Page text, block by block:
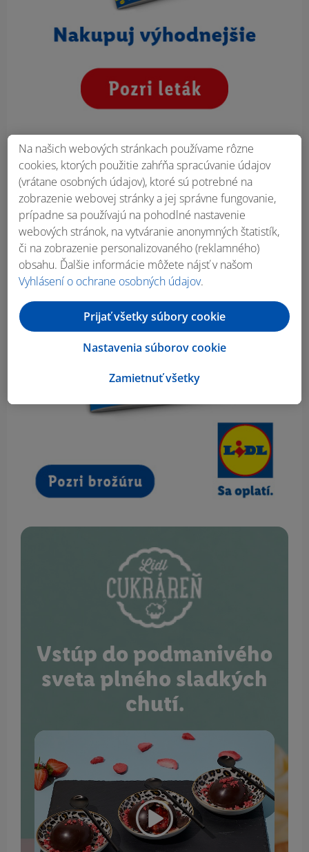
Vstúp do podmanivého
sveta plného sladkých
chutí.
Na našich webových stránkach používame rôzne
cookies, ktorých použitie zahŕňa spracúvanie údajov
(vrátane osobných údajov), ktoré sú potrebné na
zobrazenie webovej stránky a jej správne fungovanie,
prípadne sa používajú na pohodlné nastavenie
webových stránok, na vytváranie anonymných štatistík,
či na zobrazenie personalizovaného (reklamného)
obsahu. Ďalšie informácie môžete nájsť v našom
Vyhlásení o ochrane osobných údajov.
Zamietnuť všetky
Nastavenia súborov cookie
Prijať všetky súbory cookie